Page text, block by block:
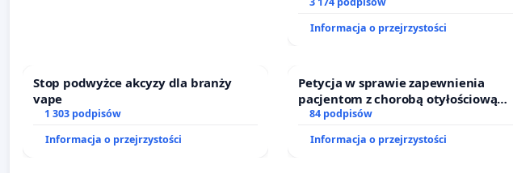
sędziów
Informacja o przejrzystości
Stop podwyżce akcyzy dla branży
vape
1 303 podpisów
Informacja o przejrzystości
Petycja w sprawie zapewnienia
pacjentom z chorobą otyłościową
dostępu do kompleksowego leczenia
84 podpisów
Informacja o przejrzystości